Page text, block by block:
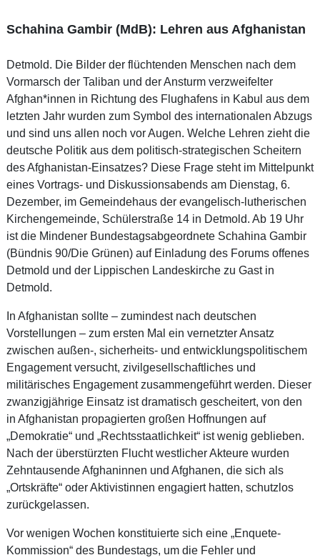
Schahina Gambir (MdB): Lehren aus Afghanistan
Detmold. Die Bilder der flüchtenden Menschen nach dem
Vormarsch der Taliban und der Ansturm verzweifelter
Afghan*innen in Richtung des Flughafens in Kabul aus dem
letzten Jahr wurden zum Symbol des internationalen Abzugs
und sind uns allen noch vor Augen. Welche Lehren zieht die
deutsche Politik aus dem politisch-strategischen Scheitern
des Afghanistan-Einsatzes? Diese Frage steht im Mittelpunkt
eines Vortrags- und Diskussionsabends am Dienstag, 6.
Dezember, im Gemeindehaus der evangelisch-lutherischen
Kirchengemeinde, Schülerstraße 14 in Detmold. Ab 19 Uhr
ist die Mindener Bundestagsabgeordnete Schahina Gambir
(Bündnis 90/Die Grünen) auf Einladung des Forums offenes
Detmold und der Lippischen Landeskirche zu Gast in
Detmold.
In Afghanistan sollte – zumindest nach deutschen
Vorstellungen – zum ersten Mal ein vernetzter Ansatz
zwischen außen-, sicherheits- und entwicklungspolitischem
Engagement versucht, zivilgesellschaftliches und
militärisches Engagement zusammengeführt werden. Dieser
zwanzigjährige Einsatz ist dramatisch gescheitert, von den
in Afghanistan propagierten großen Hoffnungen auf
„Demokratie“ und „Rechtsstaatlichkeit“ ist wenig geblieben.
Nach der überstürzten Flucht westlicher Akteure wurden
Zehntausende Afghaninnen und Afghanen, die sich als
„Ortskräfte“ oder Aktivistinnen engagiert hatten, schutzlos
zurückgelassen.
Vor wenigen Wochen konstituierte sich eine „Enquete-
Kommission“ des Bundestags, um die Fehler und